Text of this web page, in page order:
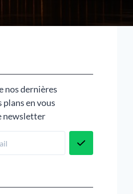
nos dernières
en vous
newsletter